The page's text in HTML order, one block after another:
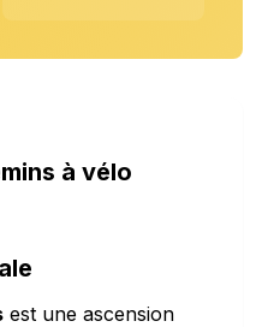
à vélo
est une ascension